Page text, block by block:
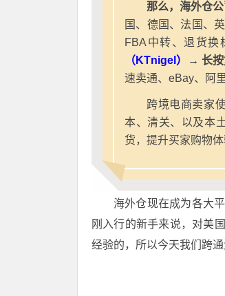
那么，海外仓
国、德国、法国、
FBA中转、退货换
（KTnigel）
→ 长
速卖通、eBay、阿
跨境电商卖家
本、清关、以及本
货，提升买家购物
海外仓现在成为各大
刚入行的新手来说，对美
经验的，所以今天我们跨